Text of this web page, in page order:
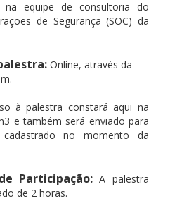
na equipe de consultoria do
de Segurança (SOC) da
Online, através da
à palestra constará aqui na
e também será enviado para
no momento da
Participação: A palestra
de 2 horas.